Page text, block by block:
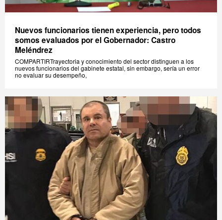
Nuevos funcionarios tienen experiencia, pero todos
somos evaluados por el Gobernador: Castro
Meléndrez
COMPARTIRTrayectoria y conocimiento del sector distinguen a los
nuevos funcionarios del gabinete estatal, sin embargo, sería un error
no evaluar su desempeño,